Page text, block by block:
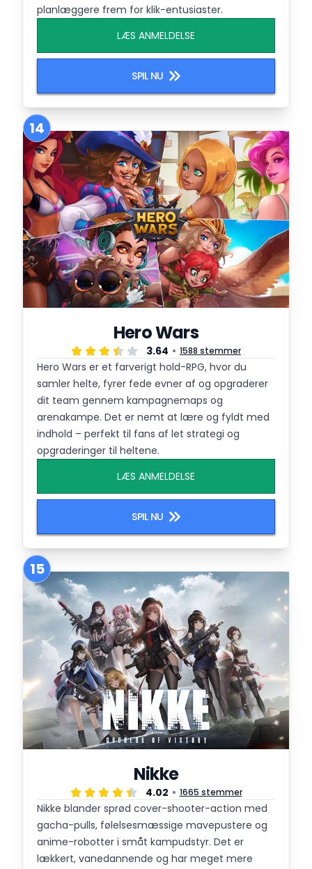
planlæggere frem for klik-entusiaster.
LÆS ANMELDELSE
SPIL NU
14
Hero Wars
3.64 1588 stemmer
Hero Wars er et farverigt hold-RPG, hvor du
samler helte, fyrer fede evner af og opgraderer
dit team gennem kampagnemaps og
arenakampe. Det er nemt at lære og fyldt med
indhold – perfekt til fans af let strategi og
opgraderinger til heltene.
LÆS ANMELDELSE
SPIL NU
15
Nikke
4.02 1665 stemmer
Nikke blander sprød cover-shooter-action med
gacha-pulls, følelsesmæssige mavepustere og
anime-robotter i småt kampudstyr. Det er
lækkert, vanedannende og har meget mere